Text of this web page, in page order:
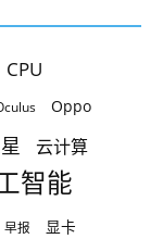
CPU
Oppo
云计算
智能
早报 显卡